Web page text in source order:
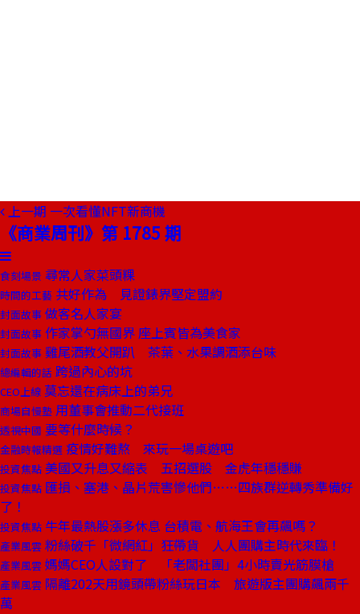
上一期 一次看懂NFT新商機
《商業周刊》第 1785 期
食刻場景 尋常人家菜頭粿
時間的工藝 共好作為 見證錶界堅定盟約
封面故事 做客名人家宴
封面故事 作家掌勺無國界 座上賓皆為美食家
封面故事 雞尾酒教父開趴 茶葉、水果調酒添台味
總編輯的話 跨過內心的坑
CEO上線 莫忘還在病床上的弟兄
商場自慢塾 用董事會推動二代接班
透視中國 要等什麼時候？
金融時報精選 疫情好難熬 來玩一場桌遊吧
投資焦點 美國又升息又縮表 五招選股 金虎年穩穩賺
投資焦點 匯損、塞港、晶片荒害慘他們……四族群逆轉秀準備好
了！
投資焦點 牛年最熱股漲多休息 台積電、航海王會再飆嗎？
產業風雲 粉絲破千「微網紅」狂帶貨 人人團購主時代來臨！
產業風雲 媽媽CEO人設對了 「老闆社團」4小時賣光筋膜槍
產業風雲 隔離202天用鏡頭帶粉絲玩日本 旅遊版主團購飆兩千
萬